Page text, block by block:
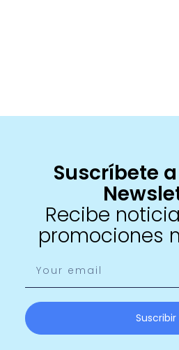
Suscríbete
Recibe
promociones
Suscribir